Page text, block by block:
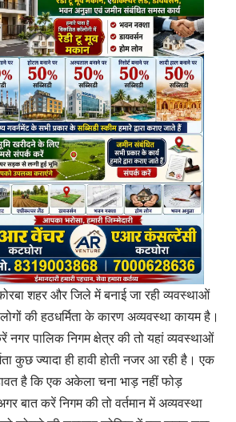
शहर और जिले में बनाई जा रही व्यवस्थाओं
की हठधर्मिता के कारण अव्यवस्था कायम है।
नगर पालिक निगम क्षेत्र की तो यहां व्यवस्थाओं
कुछ ज्यादा ही हावी होती नजर आ रही है। एक
है कि एक अकेला चना भाड़ नहीं फोड़
बात करें निगम की तो वर्तमान में अव्यवस्था